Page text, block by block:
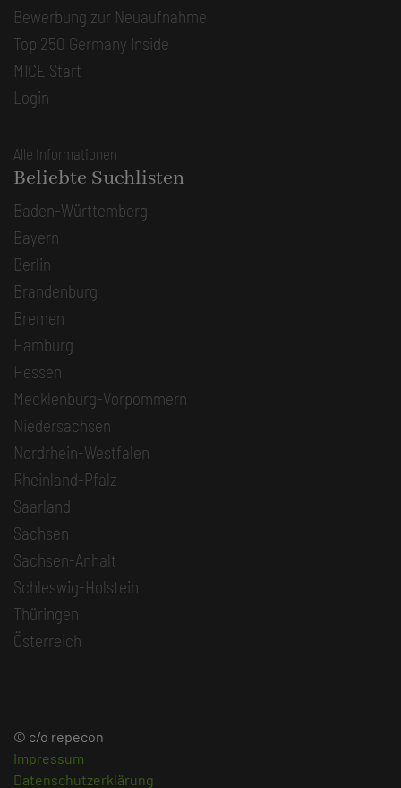
Bewerbung zur Neuaufnahme
Top 250 Germany Inside
MICE Start
Login
Alle Informationen
Beliebte Suchlisten
Baden-Württemberg
Bayern
Berlin
Brandenburg
Bremen
Hamburg
Hessen
Mecklenburg-Vorpommern
Niedersachsen
Nordrhein-Westfalen
Rheinland-Pfalz
Saarland
Sachsen
Sachsen-Anhalt
Schleswig-Holstein
Thüringen
Österreich
© c/o repecon
Impressum
Datenschutzerklärung